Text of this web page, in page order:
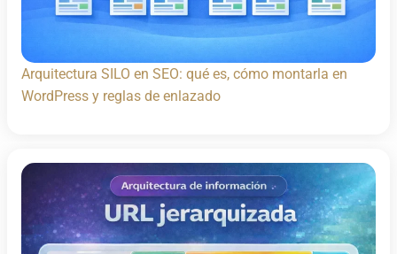
Arquitectura SILO en SEO: qué es, cómo montarla en
WordPress y reglas de enlazado